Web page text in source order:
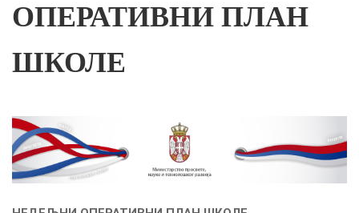
ОПЕРАТИВНИ ПЛАН
ШКОЛЕ